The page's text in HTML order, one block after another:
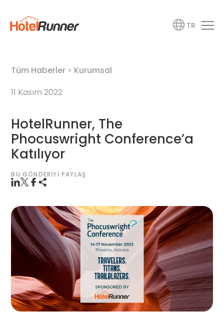
TR
Tüm Haberler > Kurumsal
11 Kasım 2022
HotelRunner, The
Phocuswright Conference’a
Katılıyor
BU GÖNDERIYI PAYLAŞ